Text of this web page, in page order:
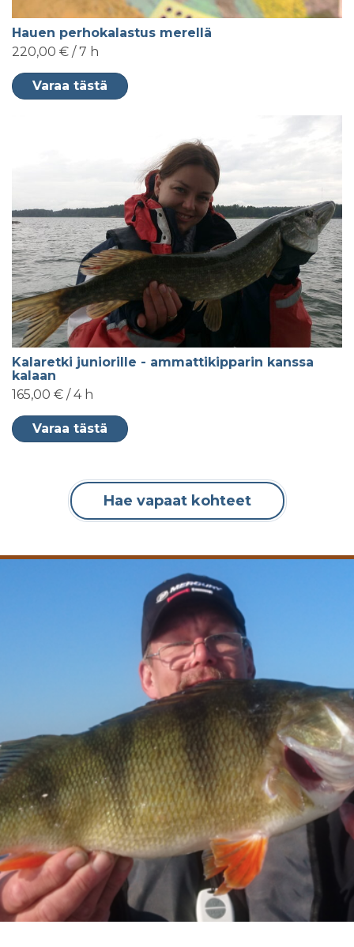
Hauen perhokalastus merellä
220,00 € / 7 h
Varaa tästä
Kalaretki juniorille - ammattikipparin kanssa
kalaan
165,00 € / 4 h
Varaa tästä
Hae vapaat kohteet